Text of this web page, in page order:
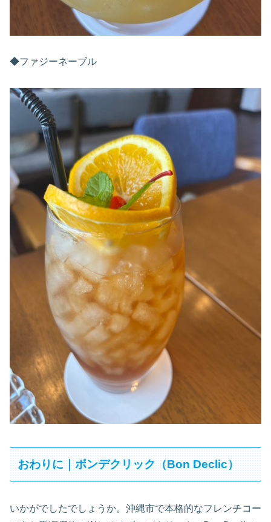
◆ファジーネーブル
おわりに｜ボンデクリック（Bon Declic）
いかがでしたでしょうか。沖縄市で本格的なフレンチコー